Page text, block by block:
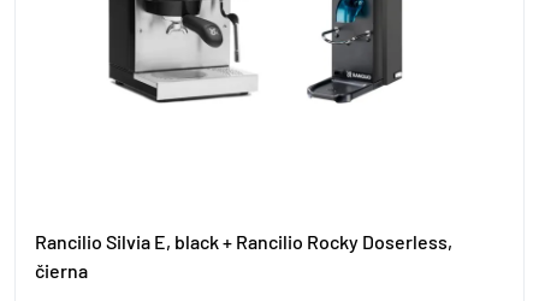
Rancilio Silvia E, black + Rancilio Rocky Doserless,
čierna